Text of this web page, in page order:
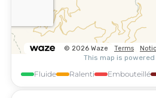
Fluide Ralenti Embouteillé